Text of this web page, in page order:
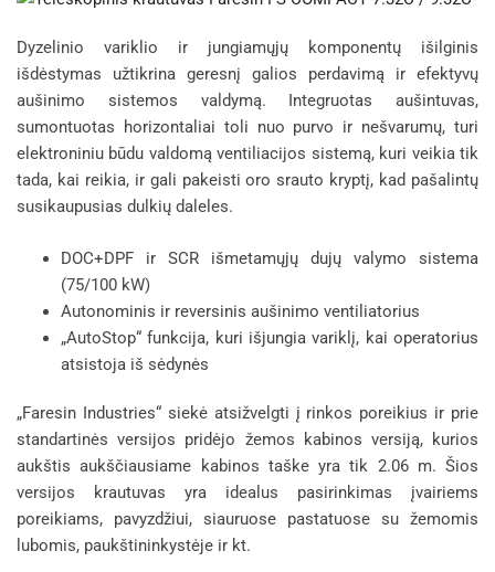
Dyzelinio variklio ir jungiamųjų komponentų išilginis
išdėstymas užtikrina geresnį galios perdavimą ir efektyvų
aušinimo sistemos valdymą. Integruotas aušintuvas,
sumontuotas horizontaliai toli nuo purvo ir nešvarumų, turi
elektroniniu būdu valdomą ventiliacijos sistemą, kuri veikia tik
tada, kai reikia, ir gali pakeisti oro srauto kryptį, kad pašalintų
susikaupusias dulkių daleles.
DOC+DPF ir SCR išmetamųjų dujų valymo sistema
(75/100 kW)
Autonominis ir reversinis aušinimo ventiliatorius
„AutoStop“ funkcija, kuri išjungia variklį, kai operatorius
atsistoja iš sėdynės
„Faresin Industries“ siekė atsižvelgti į rinkos poreikius ir prie
standartinės versijos pridėjo žemos kabinos versiją, kurios
aukštis aukščiausiame kabinos taške yra tik 2.06 m. Šios
versijos krautuvas yra idealus pasirinkimas įvairiems
poreikiams, pavyzdžiui, siauruose pastatuose su žemomis
lubomis, paukštininkystėje ir kt.